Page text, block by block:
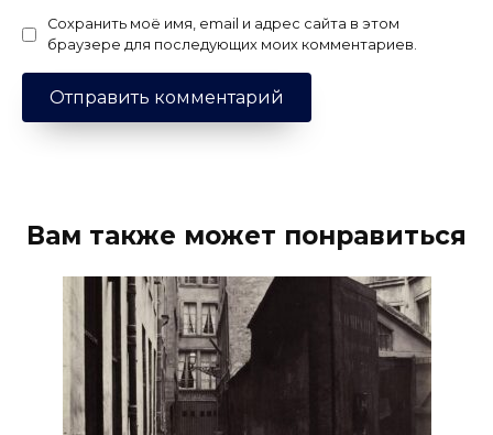
Сохранить моё имя, email и адрес сайта в этом
браузере для последующих моих комментариев.
Вам также может понравиться